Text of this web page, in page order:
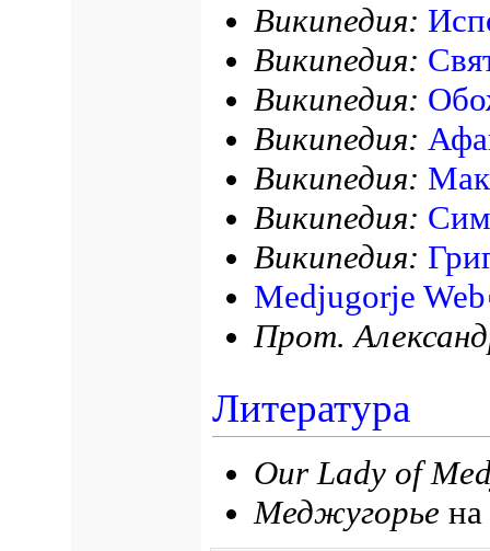
Википедия:
Википедия:
Википедия:
Википедия:
Википедия:
Википедия:
Википедия:
Medjugorje Web
Прот.
Литература
Our Lady of
Меджугорье на